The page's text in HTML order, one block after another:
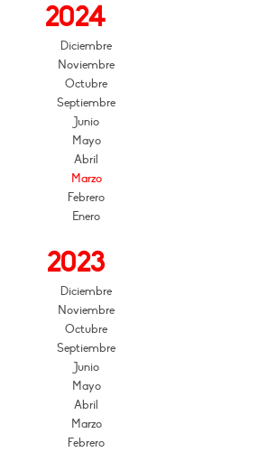
2024
Diciembre
Noviembre
Octubre
Septiembre
Junio
Mayo
Abril
Marzo
Febrero
Enero
2023
Diciembre
Noviembre
Octubre
Septiembre
Junio
Mayo
Abril
Marzo
Febrero